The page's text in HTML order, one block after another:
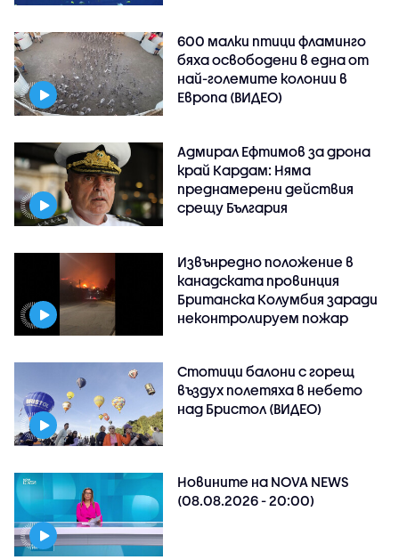
600 малки птици фламинго
бяха освободени в една от
най-големите колонии в
Европа (ВИДЕО)
Адмирал Ефтимов за дрона
край Кардам: Няма
преднамерени действия
срещу България
Извънредно положение в
канадската провинция
Британска Колумбия заради
неконтролируем пожар
Стотици балони с горещ
въздух полетяха в небето
над Бристол (ВИДЕО)
Новините на NOVA NEWS
(08.08.2026 - 20:00)